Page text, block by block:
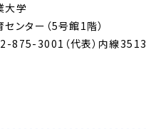
大学
ンター（5号館1階）
875-3001（代表）内線3513